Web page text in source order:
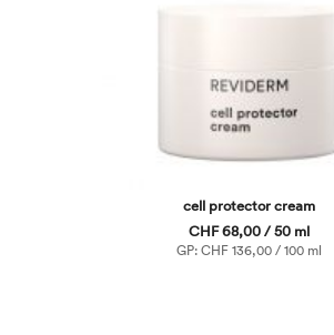
cell protector cream
CHF 68,00 / 50 ml
GP: CHF 136,00 / 100 ml